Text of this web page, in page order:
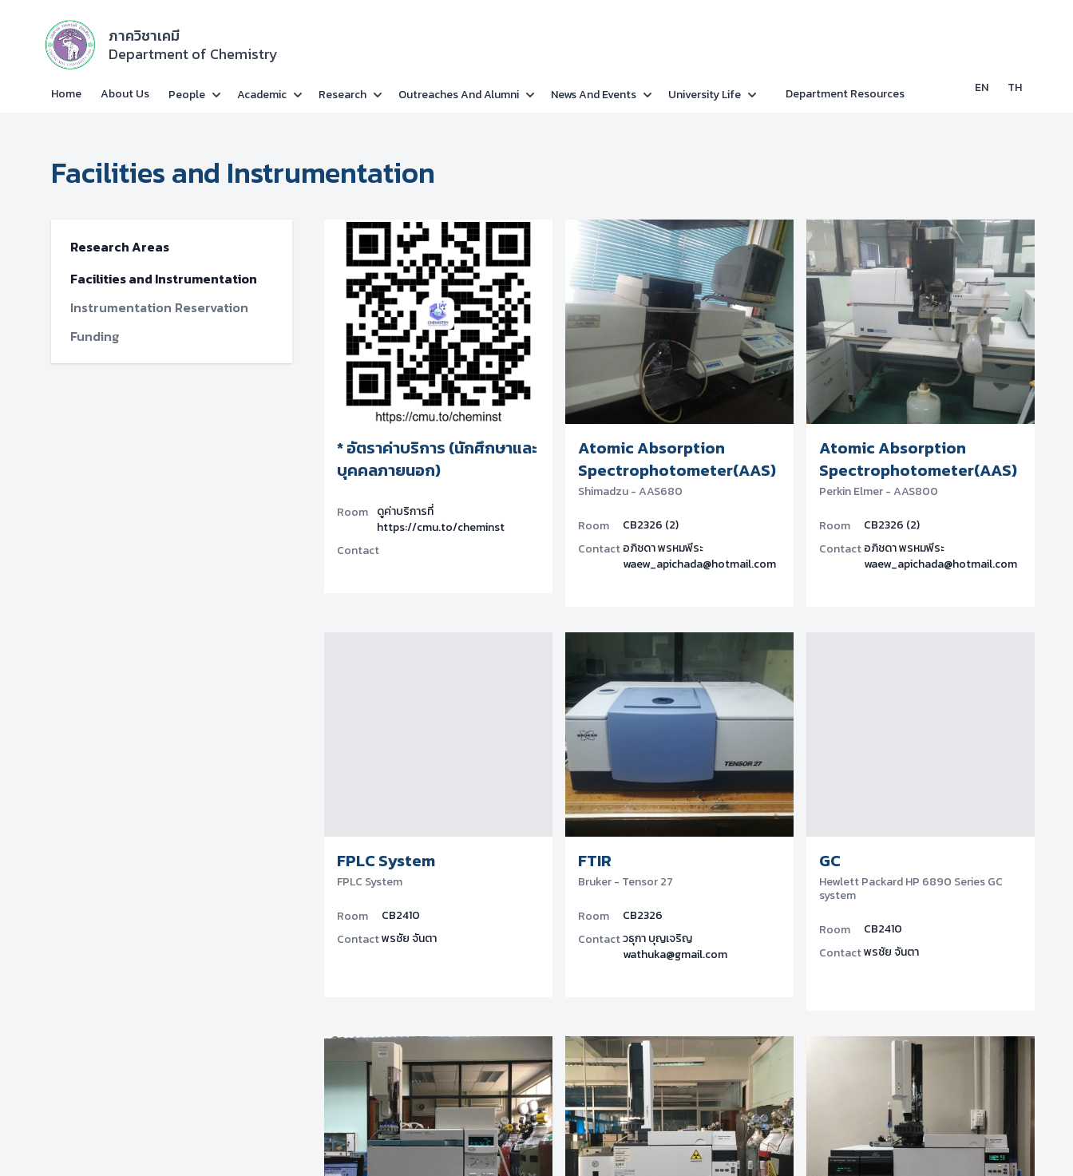
ภาควิชาเคมี
Department of Chemistry
Home About Us People Academic Research Outreaches And Alumni News And Events University Life Department Resources EN TH
Facilities and Instrumentation
Research Areas
Facilities and Instrumentation
Instrumentation Reservation
Funding
* อัตราค่าบริการ (นักศึกษาและ
บุคคลภายนอก)
Room ดูค่าบริการที่
https://cmu.to/cheminst
Contact
Atomic Absorption
Spectrophotometer(AAS)
Shimadzu - AAS680
Room
CB2326 (2)
Contactอภิชดา พรหมพีระ
waew_apichada@hotmail.com
Atomic Absorption
Spectrophotometer(AAS)
Perkin Elmer - AAS800
Room
CB2326 (2)
Contactอภิชดา พรหมพีระ
waew_apichada@hotmail.com
FPLC System
FPLC System
Room
CB2410
Contactพรชัย จันตา
FTIR
Bruker - Tensor 27
Room
CB2326
Contactวธุกา บุญเจริญ
wathuka@gmail.com
GC
Hewlett Packard HP 6890 Series GC
system
Room
CB2410
Contactพรชัย จันตา